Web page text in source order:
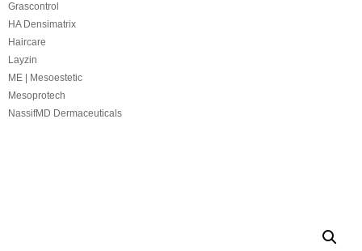
Grascontrol
HA Densimatrix
Haircare
Layzin
ME | Mesoestetic
Mesoprotech
NassifMD Dermaceuticals